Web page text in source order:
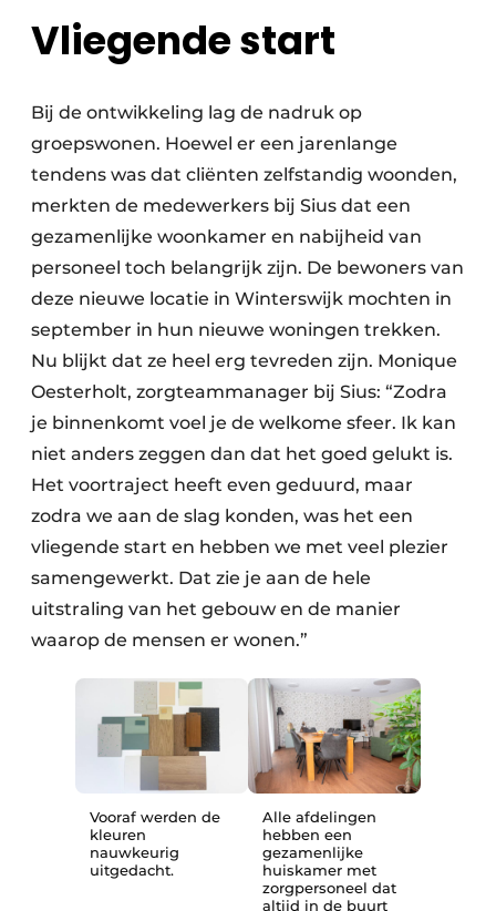
Vliegende start
Bij de ontwikkeling lag de nadruk op
groepswonen. Hoewel er een jarenlange
tendens was dat cliënten zelfstandig woonden,
merkten de medewerkers bij Sius dat een
gezamenlijke woonkamer en nabijheid van
personeel toch belangrijk zijn. De bewoners van
deze nieuwe locatie in Winterswijk mochten in
september in hun nieuwe woningen trekken.
Nu blijkt dat ze heel erg tevreden zijn. Monique
Oesterholt, zorgteammanager bij Sius: “Zodra
je binnenkomt voel je de welkome sfeer. Ik kan
niet anders zeggen dan dat het goed gelukt is.
Het voortraject heeft even geduurd, maar
zodra we aan de slag konden, was het een
vliegende start en hebben we met veel plezier
samengewerkt. Dat zie je aan de hele
uitstraling van het gebouw en de manier
waarop de mensen er wonen.”
Vooraf werden de
kleuren
nauwkeurig
uitgedacht.
Alle afdelingen
hebben een
gezamenlijke
huiskamer met
zorgpersoneel dat
altijd in de buurt